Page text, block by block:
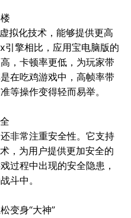
拟化技术，能够提供更高
擎相比，应用宝电脑版的
，卡顿率更低，为玩家带
在吃鸡游戏中，高帧率带
等操作变得轻而易举。
非常注重安全性。它支持
，为用户提供更加安全的
过程中出现的安全隐患，
斗中。
变身“大神”